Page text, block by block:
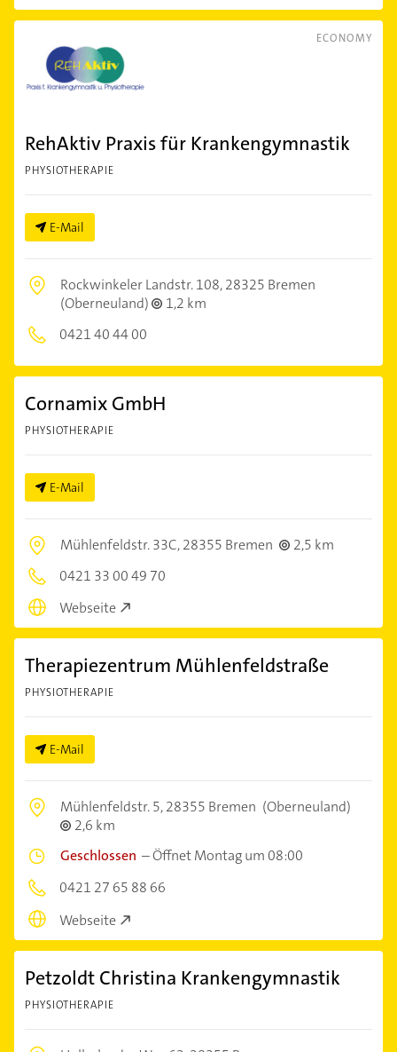
ECONOMY
RehAktiv Praxis für Krankengymnastik
PHYSIOTHERAPIE
E-Mail
Rockwinkeler Landstr. 108,28325 Bremen
(Oberneuland)
1,2 km
0421 40 44 00
Cornamix GmbH
PHYSIOTHERAPIE
E-Mail
Mühlenfeldstr. 33C,28355 Bremen
2,5 km
0421 33 00 49 70
Webseite
Therapiezentrum Mühlenfeldstraße
PHYSIOTHERAPIE
E-Mail
Mühlenfeldstr. 5,28355 Bremen (Oberneuland)
2,6 km
Geschlossen –Öffnet Montag um 08:00
0421 27 65 88 66
Webseite
Petzoldt Christina Krankengymnastik
PHYSIOTHERAPIE